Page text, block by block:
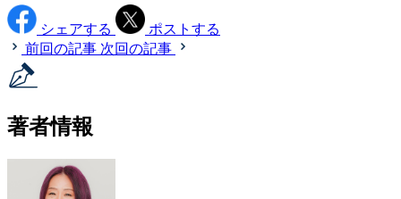
シェアする
ポストする
前回の記事 次回の記事
著者情報